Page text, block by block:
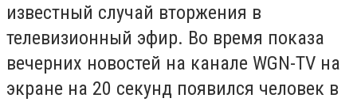
известный случай вторжения в
телевизионный эфир. Во время показа
вечерних новостей на канале WGN-TV на
экране на 20 секунд появился человек в